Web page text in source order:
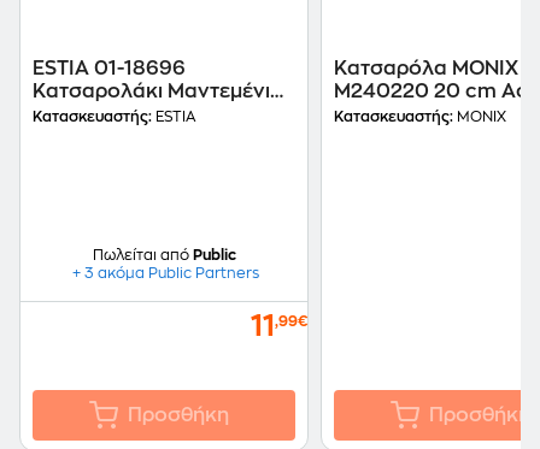
ESTIA 01-18696
Κατσαρολάκι Μαντεμένιο
με Βάση 10 cm Μαύρο
Κατασκευαστής: ESTIA
Πωλείται από Public
+ 3 ακόμα Public Partners
11 ,99€
Προσθήκη
Κατσαρόλα MONIX
M240220 20 cm
Κατασκευαστής: MONIX
Προσθήκη